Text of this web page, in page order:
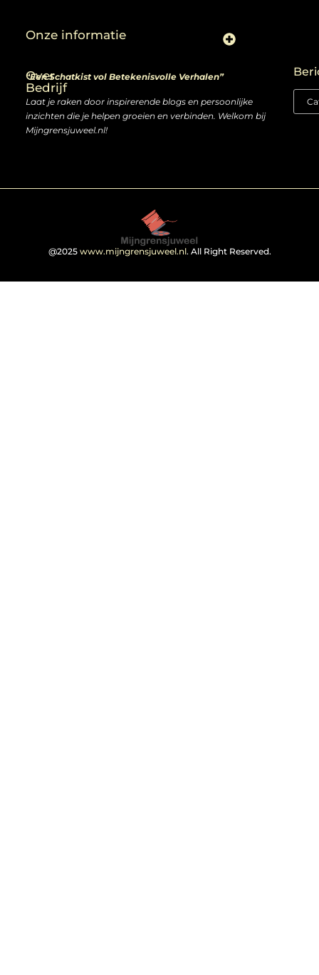
Over
Bedrijf
“Een Schatkist vol Betekenisvolle Verhalen”
Laat je raken door inspirerende blogs en persoonlijke
inzichten die je helpen groeien en verbinden. Welkom bij
Mijngrensjuweel.nl!
Onze informatie
@2025 www.mijngrensjuweel.nl. All Right Reserved.